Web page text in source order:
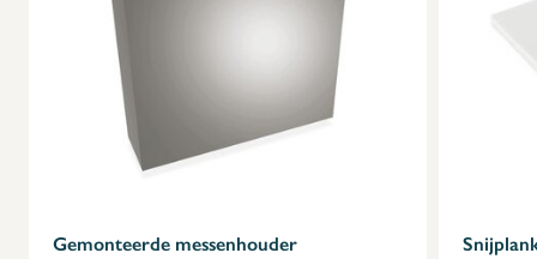
Gemonteerde messenhouder